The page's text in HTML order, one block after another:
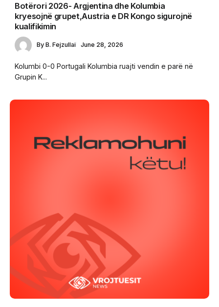
Botërori 2026- Argjentina dhe Kolumbia
kryesojnë grupet,Austria e DR Kongo sigurojnë
kualifikimin
By B. Fejzullai June 28, 2026
Kolumbi 0-0 Portugali Kolumbia ruajti vendin e parë në
Grupin K...